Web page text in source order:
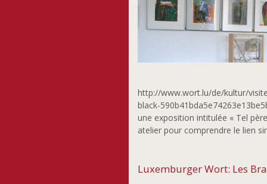
http://www.wort.lu/de/kultur/
black-
une exposition intitulée « Tel
atelier pour comprendre le lien
Luxemburger Wort: Les